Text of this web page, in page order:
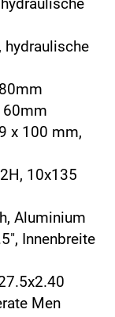
hydraulische
x 100 mm,
10x135
Aluminium
Innenbreite
Men